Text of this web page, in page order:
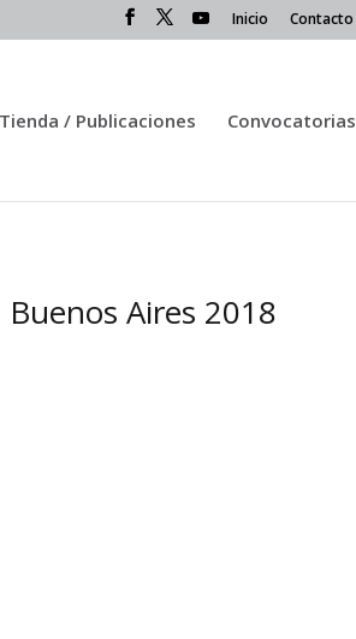
Inicio Contacto
Tienda / Publicaciones Convocatorias
Aires 2018